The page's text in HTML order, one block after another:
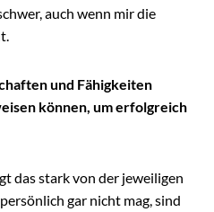
auch wenn mir die
und Fähigkeiten
können, um erfolgreich
das stark von der jeweiligen
gar nicht mag, sind